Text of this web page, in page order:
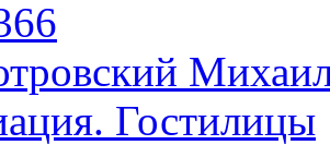
Гостилицы